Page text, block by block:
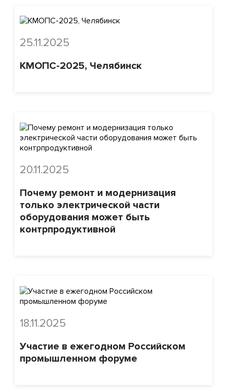
25.11.2025
КМОПС-2025, Челябинск
20.11.2025
Почему ремонт и модернизация
только электрической части
оборудования может быть
контрпродуктивной
18.11.2025
Участие в ежегодном Российском
промышленном форуме